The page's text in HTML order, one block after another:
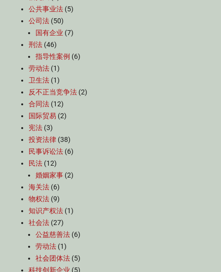
公共事业法 (5)
公司法 (50)
国有企业 (7)
刑法 (46)
指导性案例 (6)
劳动法 (1)
卫生法 (1)
反不正当竞争法 (2)
合同法 (12)
国际贸易 (2)
宪法 (3)
投资法律 (38)
民事诉讼法 (6)
民法 (12)
婚姻家事 (2)
海关法 (6)
物权法 (9)
知识产权法 (1)
社会法 (27)
公益慈善法 (6)
劳动法 (1)
社会团体法 (5)
科技创新企业 (5)